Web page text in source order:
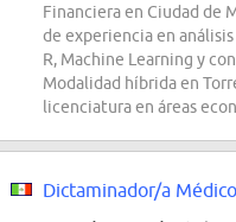
Financiera en Ciudad de
de experiencia en
R, Machine Learning y
Modalidad híbrida en
licenciatura en áreas
Dictaminador/a Médico